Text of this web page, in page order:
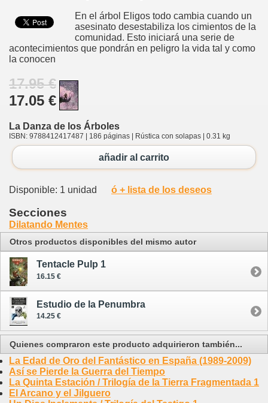
En el árbol Eligos todo cambia cuando un
asesinato desestabiliza los cimientos de la
comunidad. Esto iniciará una serie de
acontecimientos que pondrán en peligro la vida tal y como
la conocen
17.95 €
17.05 €
La Danza de los Árboles
ISBN: 9788412417487 | 186 páginas | Rústica con solapas | 0.31 kg
añadir al carrito
Disponible: 1 unidad ó + lista de los deseos
Secciones
Dilatando Mentes
Otros productos disponibles del mismo autor
Tentacle Pulp 1
16.15 €
Estudio de la Penumbra
14.25 €
Quienes compraron este producto adquirieron también...
La Edad de Oro del Fantástico en España (1989-2009)
Así se Pierde la Guerra del Tiempo
La Quinta Estación / Trilogía de la Tierra Fragmentada 1
El Arcano y el Jilguero